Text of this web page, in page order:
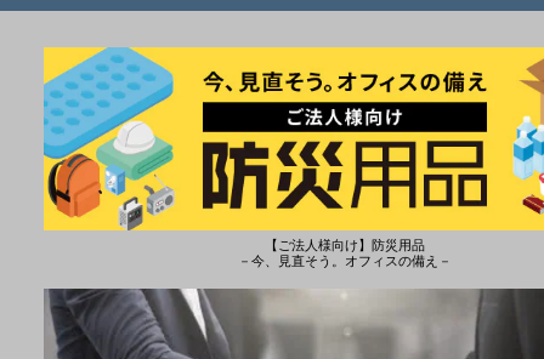
【ご法人様向け】防災用品
－今、見直そう。オフィスの備え－